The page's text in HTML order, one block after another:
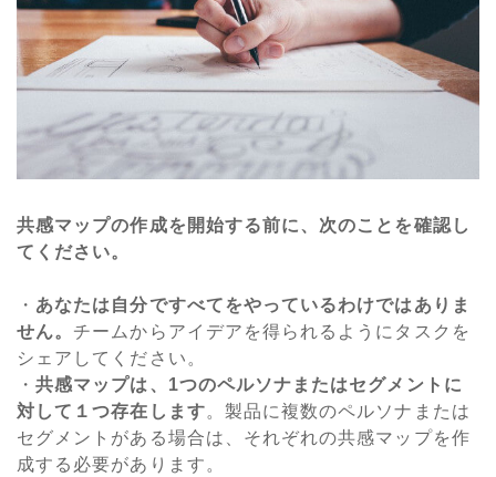
共感マップの作成を開始する前に、次のことを確認し
てください。
・ あなたは自分ですべてをやっているわけではありま
せん。 チームからアイデアを得られるようにタスクを
シェアしてください。
・共感マップは、1つのペルソナまたはセグメントに
対して１つ存在します。製品に複数のペルソナまたは
セグメントがある場合は、それぞれの共感マップを作
成する必要があります。